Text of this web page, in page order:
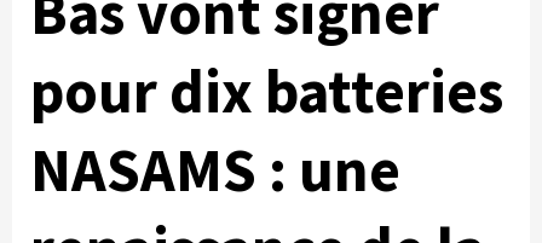
pour dix batteries
NASAMS : une